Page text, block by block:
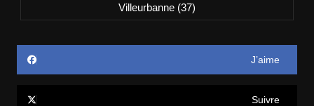
Villeurbanne(37)
J’aime
Suivre